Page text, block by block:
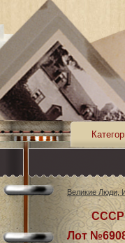
Великие Люди,
СССР
Лот